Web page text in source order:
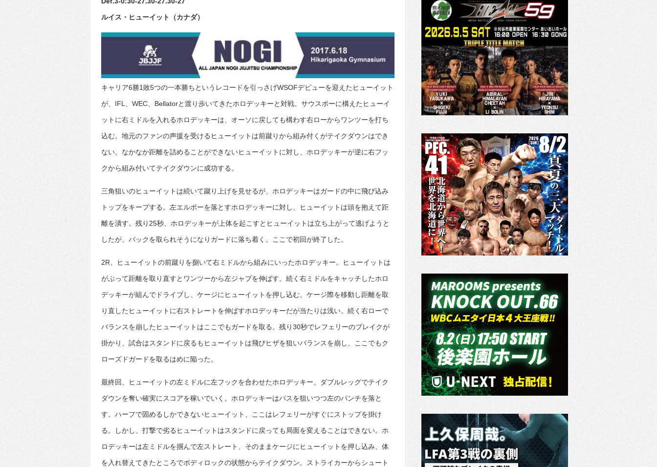
ルイス・ヒューイット（カナダ）
キャリア6勝1敗5つの一本勝ちというレコードを引っさげWSOFデビューを迎えたヒューイット
が、IFL、WEC、Bellatorと渡り歩いてきたホロデッキーと対戦。サウスポーに構えたヒューイ
ットに右ミドルを入れるホロデッキーは、オーソに戻しても構わす右ローからワンツーを打ち
込む。地元のファンの声援を受けるヒューイットは前蹴りから組み付くがテイクダウンはでき
ない。なかなか距離を詰めることができないヒューイットに対し、ホロデッキーが逆に右フッ
クから組み付いてテイクダウンに成功する。
三角狙いのヒューイットは続いて蹴り上げを見せるが、ホロデッキーはガードの中に飛び込み
トップをキープする。左エルボーを落とすホロデッキーに対し、ヒューイットは頭を抱えて距
離を潰す。残り25秒、ホロデッキーが上体を起こすとヒューイットは立ち上がって逃げようと
したが、バックを取られそうになりガードに落ち着く。ここで初回が終了した。
2R、ヒューイットの前蹴りを捌いて右ミドルから組みにいったホロデッキー。ヒューイットは
がぶって距離を取り直すとワンツーから左ジャブを伸ばす。続く右ミドルをキャッチしたホロ
デッキーが組んでドライブし、ケージにヒューイットを押し込む。ケージ際を移動し距離を取
り直したヒューイットに右ストレートを伸ばすホロデッキーだが当たりは浅い。続く右ローで
バランスを崩したヒューイットはここでもガードを取る。残り30秒でレフェリーのブレイクが
掛かり、試合はスタンドに戻るもヒューイットは飛びヒザを狙いバランスを崩し、ここでもク
ローズドガードを取るはめに陥った。
最終回、ヒューイットの左ミドルに左フックを合わせたホロデッキー。ダブルレッグでテイク
ダウンを奪い確実にスコアを稼いでいく。ホロデッキーはパスを狙いつつ左のパンチを落と
す。ハーフで固めるしかできないヒューイット、ここはレフェリーがすぐにストップを掛け
る。しかし、打撃で劣るヒューイットはスタンドに戻っても局面を変えることはできない。ホ
ロデッキーは左ミドルを掴んで左ストレート、そのままケージにヒューイットを押し込み、体
を入れ替えてきたところでボディロックの状態からテイクダウン。ストライカーからシュート